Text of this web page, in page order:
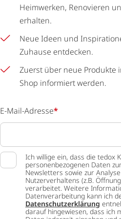
Heimwerken, Renovieren
erhalten.
Neue Ideen und
Zuhause entdecken.
Zuerst über neue Produkte
Shop informiert werden.
E-Mail-Adresse*
Ich willige ein, dass die tedox
personenbezogenen Daten
Newsletters sowie zur
Nutzerverhaltens (z.B.
verarbeitet. Weitere
Datenverarbeitung kann ich
Datenschutzerklärung
darauf hingewiesen, dass ich